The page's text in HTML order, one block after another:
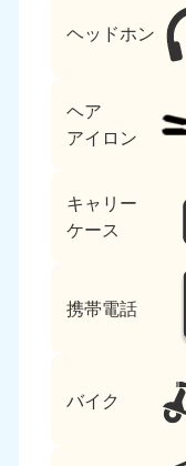
ヘッドホン
ヘア
アイロン
キャリー
ケース
携帯電話
バイク